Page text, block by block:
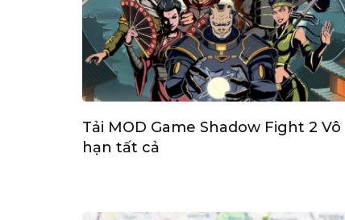
Tải MOD Game Shadow Fight 2 Vô
hạn tất cả